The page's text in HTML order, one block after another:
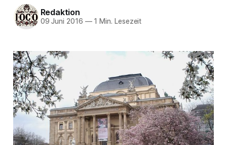
Redaktion
09 Juni 2016 —1 Min. Lesezeit